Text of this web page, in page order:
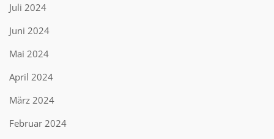
Juli 2024
Juni 2024
Mai 2024
April 2024
März 2024
Februar 2024